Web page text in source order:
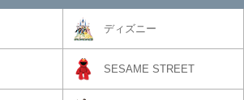
ディズニー
SESAME STREET